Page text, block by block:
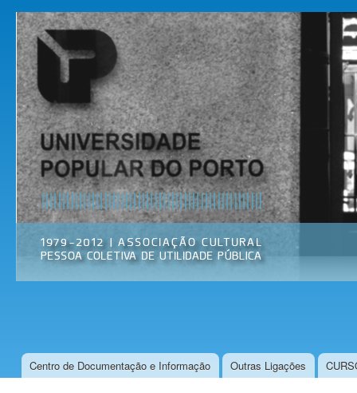
Universidade
Popular do
Porto
Associação
Cultural
Menu principal
Centro de Documentação e Informação Outras Ligações